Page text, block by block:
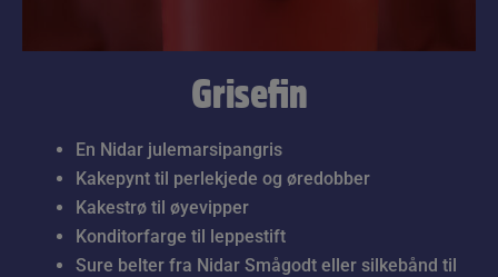
Grisefin
En Nidar julemarsipangris
Kakepynt til perlekjede og øredobber
Kakestrø til øyevipper
Konditorfarge til leppestift
Sure belter fra Nidar Smågodt eller silkebånd til